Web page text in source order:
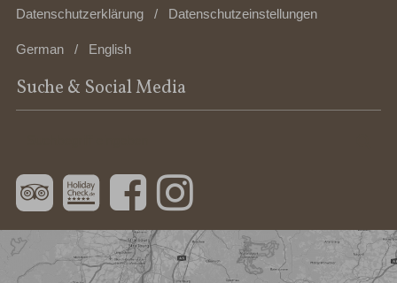
Datenschutzerklärung
Datenschutzeinstellungen
German English
Suche & Social Media